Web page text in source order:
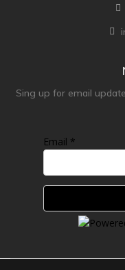
Sing up for email
Email *